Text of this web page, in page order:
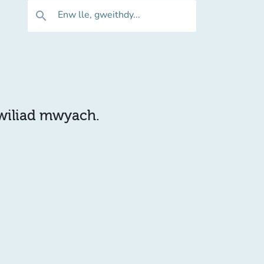
search Enw lle, gweithdy...
mwyach.